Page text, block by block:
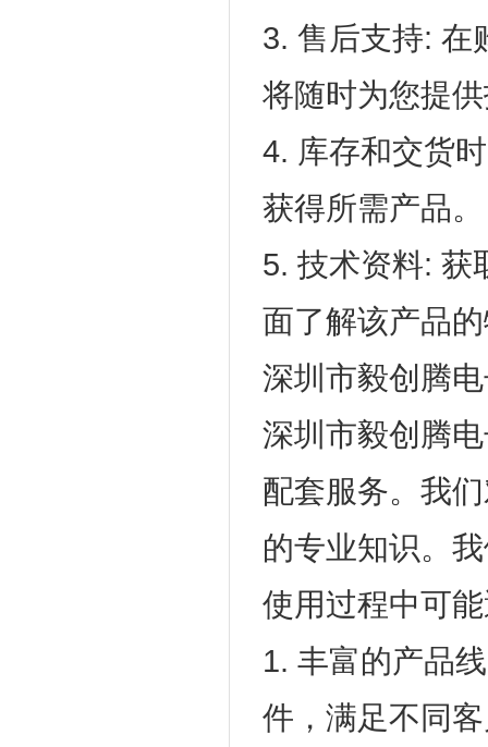
3. 售后支持: 在
将随时为您提
4. 库存和交货
获得所需产品。
5. 技术资料: 获
面了解该产品
深圳市毅创腾
深圳市毅创腾
配套服务。我
的专业知识。
使用过程中可
1. 丰富的产品
件，满足不同